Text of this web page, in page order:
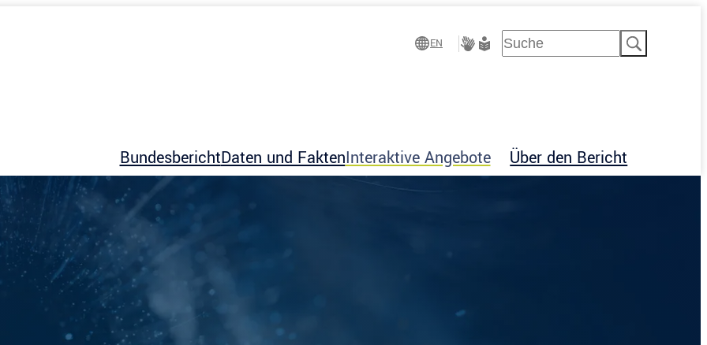
EN Gebärdensprache
Leichte
Suchen
BundesberichtDaten und FaktenInteraktive Angebote Über den Bericht